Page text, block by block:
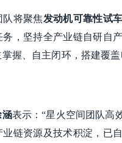
队将聚焦发动机可靠性试
务，坚持全产业链自研自
握、自主闭环，搭建覆
涵表示：“星火空间团队高
业链资源及技术积淀，已